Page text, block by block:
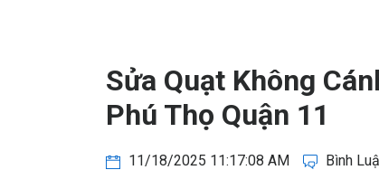
Sửa Quạt Không
Phú Thọ Quận 11
11/18/2025 11:17:08 AM Bình